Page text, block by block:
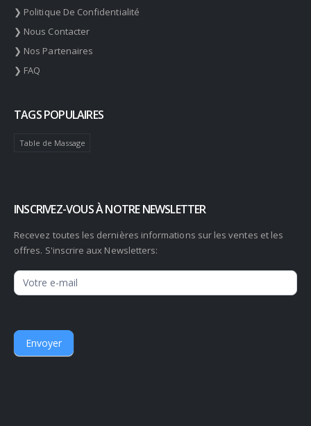
❯ Politique De Confidentialité
❯ Nous Contacter
❯ Nos Partenaires
❯ FAQ
TAGS POPULAIRES
Table de Massage
INSCRIVEZ-VOUS À NOTRE NEWSLETTER
Recevez toutes les dernières informations sur les ventes et les
offres. S'inscrire aux Newsletters:
Newsletter
Envoyer